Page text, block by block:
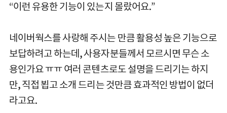
“이런 유용한 기능이 있는지 몰랐어요.”
네이버웍스를 사랑해 주시는 만큼 활용성 높은 기능으로
보답하려고 하는데, 사용자분들께서 모르시면 무슨 소
용인가요ㅠㅠ여러 콘텐츠로도 설명을 드리기는 하지
만, 직접 뵙고 소개 드리는 것만큼 효과적인 방법이 없더
라고요.